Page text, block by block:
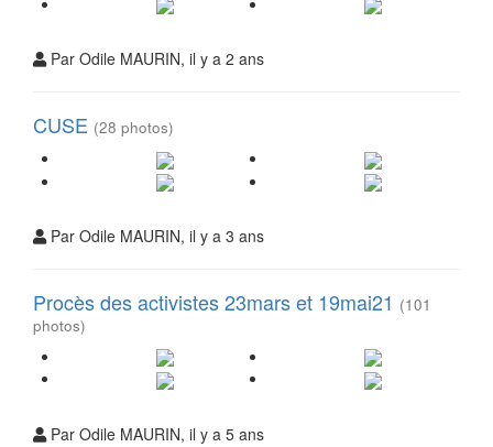
Par Odile MAURIN, il y a 2 ans
CUSE (28 photos)
Par Odile MAURIN, il y a 3 ans
Procès des activistes 23mars et 19mai21 (101
photos)
Par Odile MAURIN, il y a 5 ans